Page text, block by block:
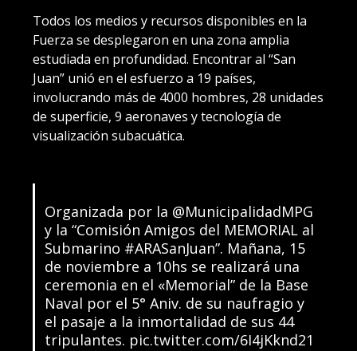
Todos los medios y recursos disponibles en la
Fuerza se desplegaron en una zona amplia
estudiada en profundidad. Encontrar al “San
Juan” unió en el esfuerzo a 19 países,
involucrando más de 4000 hombres, 28 unidades
de superficie, 9 aeronaves y tecnología de
visualización subacuática.
Organizada por la @MunicipalidadMPG
y la “Comisión Amigos del MEMORIAL al
Submarino #ARASanJuan”. Mañana, 15
de noviembre a 10hs se realizará una
ceremonia en el «Memorial” de la Base
Naval por el 5° Aniv. de su naufragio y
el pasaje a la inmortalidad de sus 44
tripulantes. pic.twitter.com/6I4jKknd21